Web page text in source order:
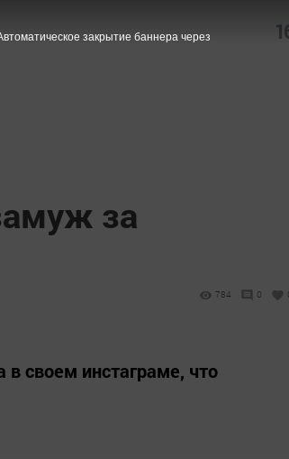
за
784 0
своем инстаграме, что
закрытие баннера через